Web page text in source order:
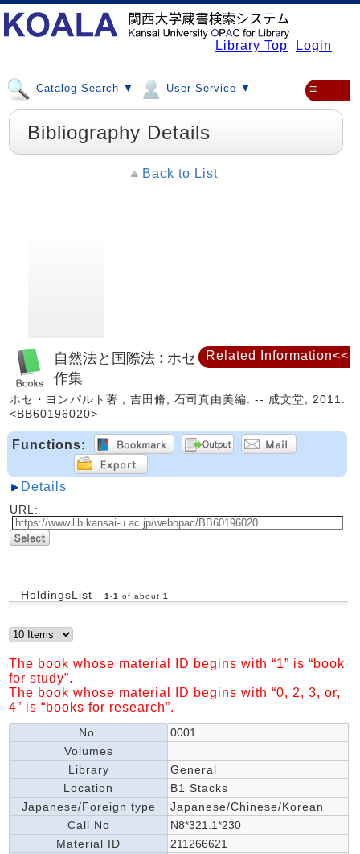
Library Top Login
Catalog Search ▼ User Service ▼ ≡
Bibliography Details
Back to List
自然法と国際法 : ホセ・ヨンパルト教授著
作集
ホセ・ヨンパルト著 ; 吉田脩, 石司真由美編. -- 成文堂, 2011.
<BB60196020>
Functions:
Details
URL:
HoldingsList 1 -1 of about 1
The book whose material ID begins with “1” is “book
for study”.
The book whose material ID begins with “0, 2, 3, or,
4” is “books for research”.
No.
0001
Volumes
Library
General
Location
B1 Stacks
Japanese/Foreign type
Japanese/Chinese/Korean
Call No
N8*321.1*230
Material ID
211266621
Related Information<<